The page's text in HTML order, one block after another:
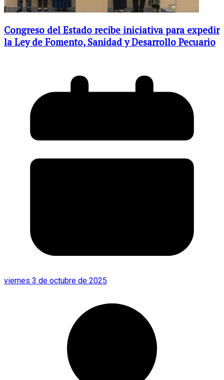
Congreso del Estado recibe iniciativa para expedir
la Ley de Fomento, Sanidad y Desarrollo Pecuario
viernes 3 de octubre de 2025